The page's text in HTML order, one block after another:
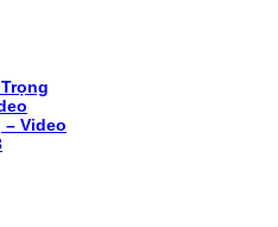
Video